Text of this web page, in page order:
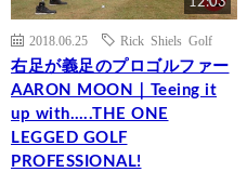
12:03
2018.06.25 Rick Shiels Golf
右足が義足のプロゴルファー
AARON MOON｜Teeing it
up with…..THE ONE
LEGGED GOLF
PROFESSIONAL!